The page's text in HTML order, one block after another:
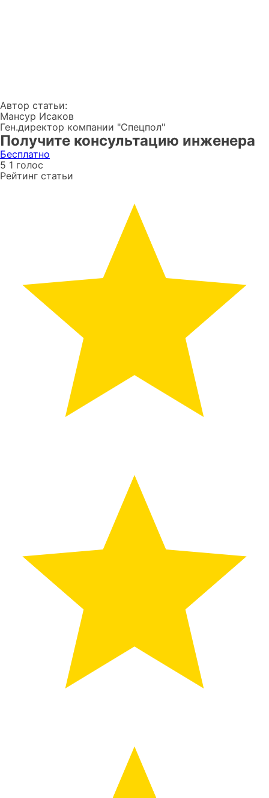
Автор статьи:
Мансур Исаков
Ген.директор компании "Спецпол"
Получите консультацию инженера
Бесплатно
5 1 голос
Рейтинг статьи